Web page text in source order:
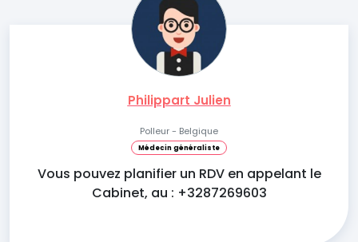
Philippart Julien
Polleur - Belgique
Médecin généraliste
Vous pouvez planifier un RDV en appelant le
Cabinet, au : +3287269603